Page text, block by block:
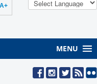
Canais
A+
MENU